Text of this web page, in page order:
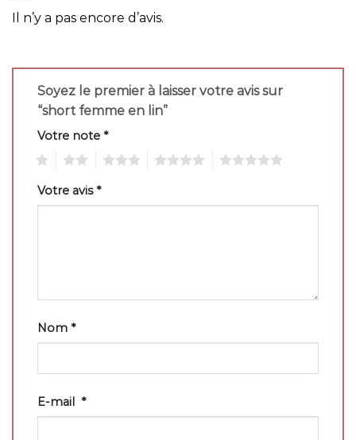
Il n’y a pas encore d’avis.
Soyez le premier à laisser votre avis sur
“short femme en lin”
Votre note *
Votre avis*
Nom *
E-mail *